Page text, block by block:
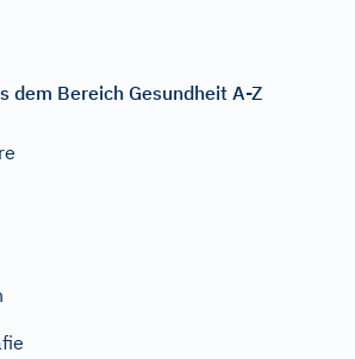
dem Bereich Gesundheit A-Z